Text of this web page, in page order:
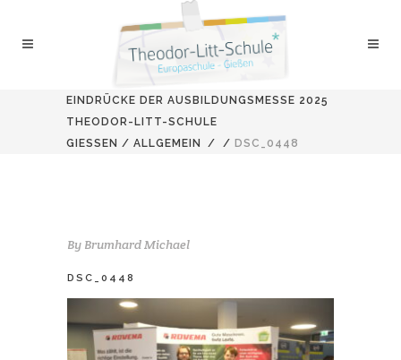
EINDRÜCKE DER AUSBILDUNGSMESSE 2025
THEODOR-LITT-SCHULE
GIESSEN
/ ALLGEMEIN / / DSC_0448
By Brumhard Michael
DSC_0448